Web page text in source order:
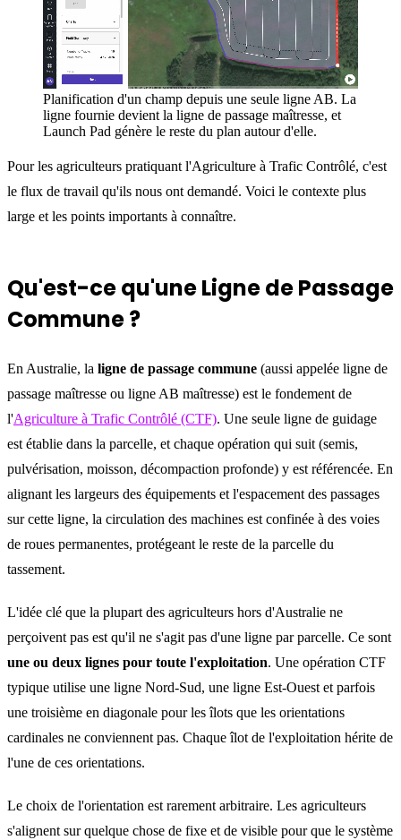
Planification d'un champ depuis une seule ligne AB. La
ligne fournie devient la ligne de passage maîtresse, et
Launch Pad génère le reste du plan autour d'elle.
Pour les agriculteurs pratiquant l'Agriculture à Trafic Contrôlé, c'est
le flux de travail qu'ils nous ont demandé. Voici le contexte plus
large et les points importants à connaître.
Qu'est-ce qu'une Ligne de Passage
Commune ?
En Australie, la ligne de passage commune (aussi appelée ligne de
passage maîtresse ou ligne AB maîtresse) est le fondement de
l'Agriculture à Trafic Contrôlé (CTF). Une seule ligne de guidage
est établie dans la parcelle, et chaque opération qui suit (semis,
pulvérisation, moisson, décompaction profonde) y est référencée. En
alignant les largeurs des équipements et l'espacement des passages
sur cette ligne, la circulation des machines est confinée à des voies
de roues permanentes, protégeant le reste de la parcelle du
tassement.
L'idée clé que la plupart des agriculteurs hors d'Australie ne
perçoivent pas est qu'il ne s'agit pas d'une ligne par parcelle. Ce sont
une ou deux lignes pour toute l'exploitation. Une opération CTF
typique utilise une ligne Nord-Sud, une ligne Est-Ouest et parfois
une troisième en diagonale pour les îlots que les orientations
cardinales ne conviennent pas. Chaque îlot de l'exploitation hérite de
l'une de ces orientations.
Le choix de l'orientation est rarement arbitraire. Les agriculteurs
s'alignent sur quelque chose de fixe et de visible pour que le système